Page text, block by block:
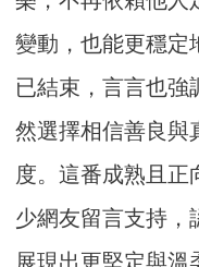
變動，也能更穩定
已結束，言言也強
然選擇相信善良與
度。這番成熟且正
少網友留言支持，
展現出更堅定與溫